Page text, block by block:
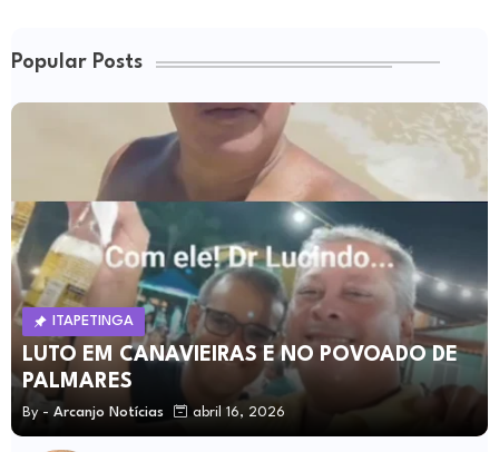
Popular Posts
ITAPETINGA
LUTO EM CANAVIEIRAS E NO POVOADO DE
PALMARES
By - Arcanjo Notícias abril 16, 2026